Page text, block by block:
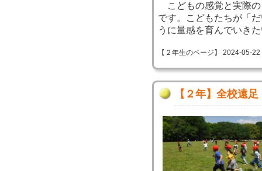
こどもの感覚と実際の
です。こどもたちが「
うに量感を育んでいき
【２年生のページ】 2024-05-
【２年】全校遠足